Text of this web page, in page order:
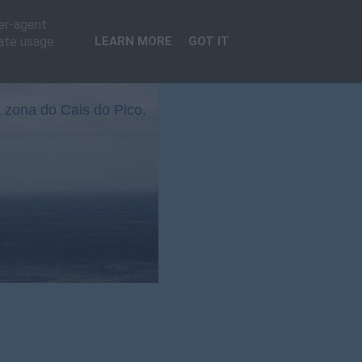
do Cais do Pico,
agent
usage
LEARN MORE GOT IT